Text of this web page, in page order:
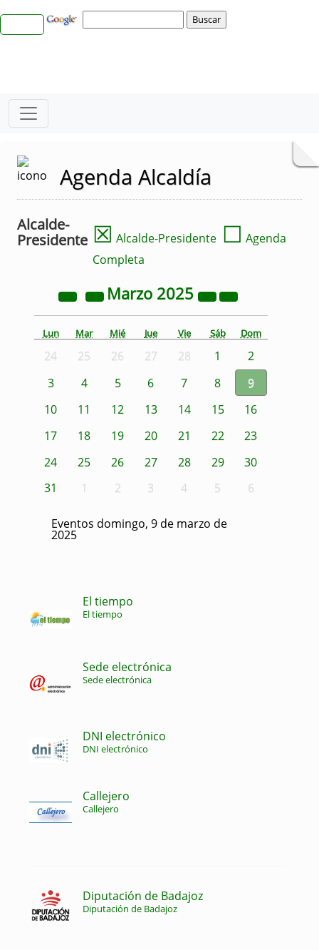
Agenda Alcaldía
Alcalde-
Presidente ☒ Alcalde-Presidente ☐ Agenda
Completa
Marzo 2025
Lun Mar Mié Jue Vie Sáb Dom
24 25 26 27 28 1
2
3
4 5 6 7 8
9
10
11 12 13 14 15
16
17
18 19 20 21 22
23
24
25 26 27 28 29
30
31
1 2 3 4 5 6
Eventos domingo, 9 de marzo de
2025
El tiempo
El tiempo
Sede electrónica
Sede electrónica
DNI electrónico
DNI electrónico
Callejero
Callejero
Diputación de Badajoz
Diputación de Badajoz